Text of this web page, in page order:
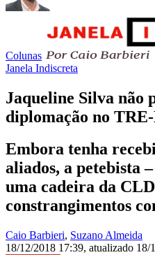
Colunas
Janela Indiscreta
Jaqueline Silva não
diplomação no
Embora tenha
aliados, a petebista
uma cadeira da
constrangimentos
Caio Barbieri, Suzano Almeida
18/12/2018 17:39, atualizado 18/